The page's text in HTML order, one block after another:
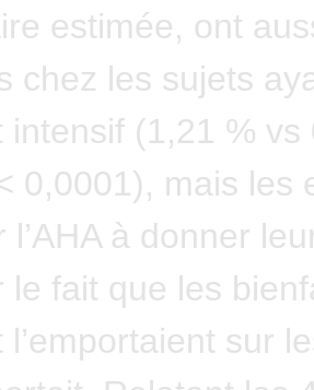
estimée, ont
chez les sujets
intensif (1,21 % vs
0,0001), mais les
l’AHA à donner
le fait que les
sur